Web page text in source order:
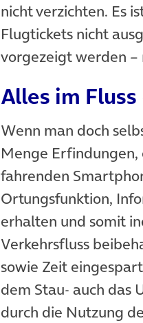
nicht verzichten. Es
Flugtickets nicht
vorgezeigt werden –
Alles im
Wenn man doch
Menge Erfindungen,
fahrenden
Ortungsfunktion,
erhalten und somit
Verkehrsfluss
sowie Zeit
dem Stau- auch das
durch die Nutzung